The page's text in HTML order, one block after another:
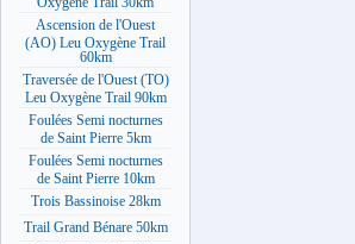
Ascension de l'Ouest
(AO) Leu Oxygène Trail
60km
Traversée de l'Ouest (TO)
Leu Oxygène Trail 90km
Foulées Semi nocturnes
de Saint Pierre 5km
Foulées Semi nocturnes
de Saint Pierre 10km
Trois Bassinoise 28km
Trail Grand Bénare 50km